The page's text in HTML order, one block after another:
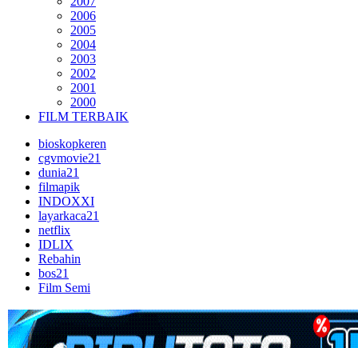
2006
2005
2004
2003
2002
2001
2000
FILM TERBAIK
bioskopkeren
cgvmovie21
dunia21
filmapik
INDOXXI
layarkaca21
netflix
IDLIX
Rebahin
bos21
Film Semi